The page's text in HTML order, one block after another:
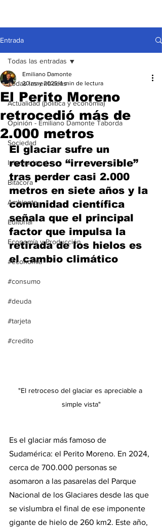
Entrada
Todas las entradas
Actualidad (política y economía)
Opinión - Emiliano Damonte Taborda
Sociedad
Internacional
Bitácora
Ambiente
Editorial
Economía y Producción
#economia
#consumo
#deuda
#tarjeta
#credito
Todas las entradas
El Perito Moreno
retrocedió más de
2.000 metros
Emiliano Damonte
20 may 2025 4 min de lectura
El glaciar sufre un
retroceso “irreversible”
tras perder casi 2.000
metros en siete años y la
comunidad científica
señala que el principal
factor que impulsa la
retirada de los hielos es
el cambio climático
"El retroceso del glaciar es apreciable a
simple vista"
Es el glaciar más famoso de
Sudamérica: el Perito Moreno. En 2024,
cerca de 700.000 personas se
asomaron a las pasarelas del Parque
Nacional de los Glaciares desde las que
se vislumbra el final de ese imponente
gigante de hielo de 260 km2. Este año,